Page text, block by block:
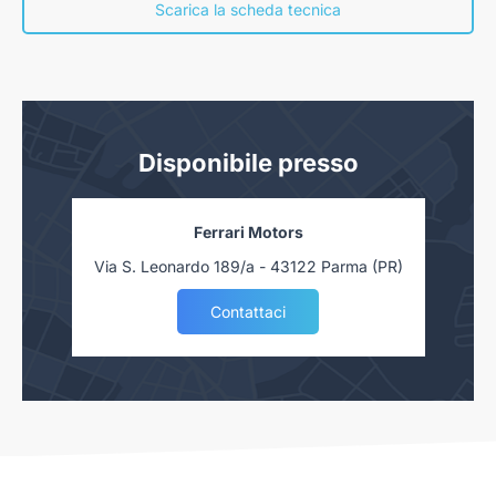
Scarica la scheda tecnica
Disponibile presso
Ferrari Motors
Via S. Leonardo 189/a - 43122 Parma (PR)
Contattaci